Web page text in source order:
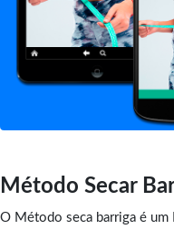
Método Secar
O Método seca barriga é